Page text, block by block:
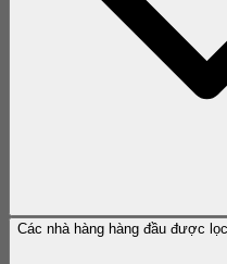
Các nhà hàng hàng đầu được